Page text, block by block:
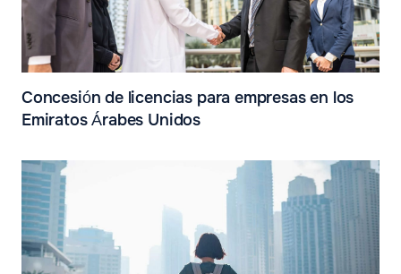
Concesión de licencias para empresas en los
Emiratos Árabes Unidos